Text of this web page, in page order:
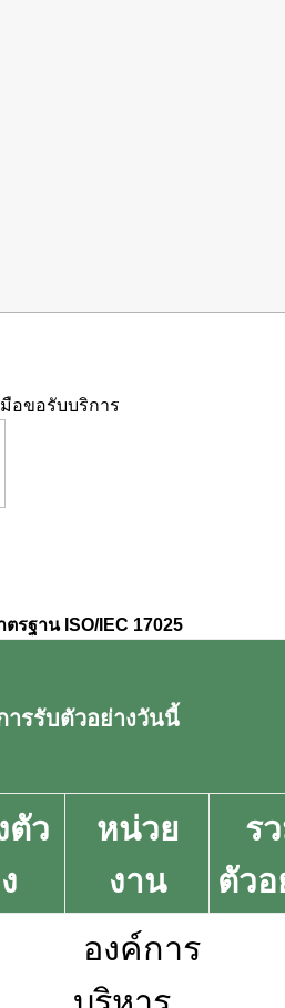
อขอรับบริการ
ตรฐาน ISO/IEC 17025
ารรับตัวอย่างวันนี้
ตัว
หน่วย
งาน
ร
ตัวอ
องค์การ